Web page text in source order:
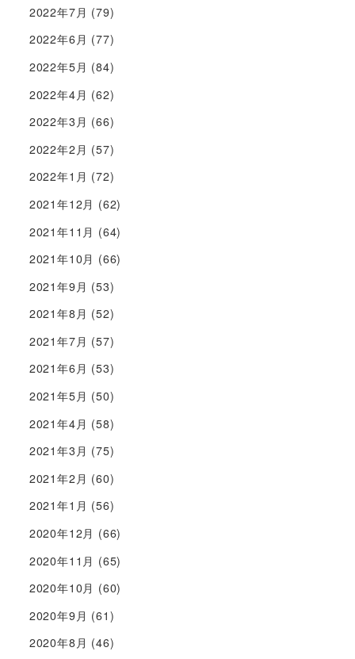
2022年7月 (79)
2022年6月 (77)
2022年5月 (84)
2022年4月 (62)
2022年3月 (66)
2022年2月 (57)
2022年1月 (72)
2021年12月 (62)
2021年11月 (64)
2021年10月 (66)
2021年9月 (53)
2021年8月 (52)
2021年7月 (57)
2021年6月 (53)
2021年5月 (50)
2021年4月 (58)
2021年3月 (75)
2021年2月 (60)
2021年1月 (56)
2020年12月 (66)
2020年11月 (65)
2020年10月 (60)
2020年9月 (61)
2020年8月 (46)